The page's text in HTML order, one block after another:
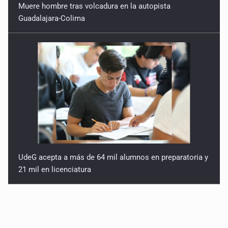
Muere hombre tras volcadura en la autopista
Guadalajara-Colima
UdeG acepta a más de 64 mil alumnos en preparatoria y
21 mil en licenciatura